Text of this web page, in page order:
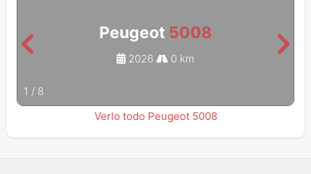
Peugeot 5008
2026 0 km
1 / 8
Verlo todo Peugeot 5008